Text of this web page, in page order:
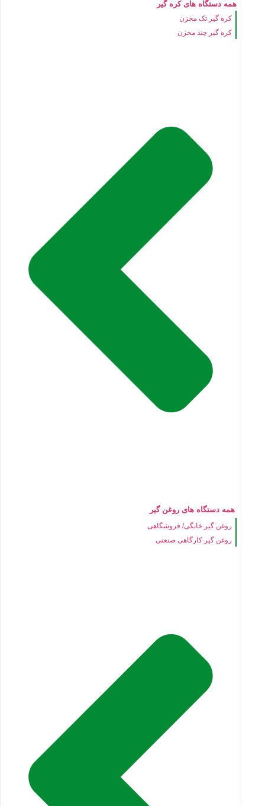
همه دستگاه های کره گیر
کره گیر تک مخزن
کره گیر چند مخزن
همه دستگاه های روغن گیر
روغن گیر خانگی/ فروشگاهی
روغن گیر کارگاهی صنعتی